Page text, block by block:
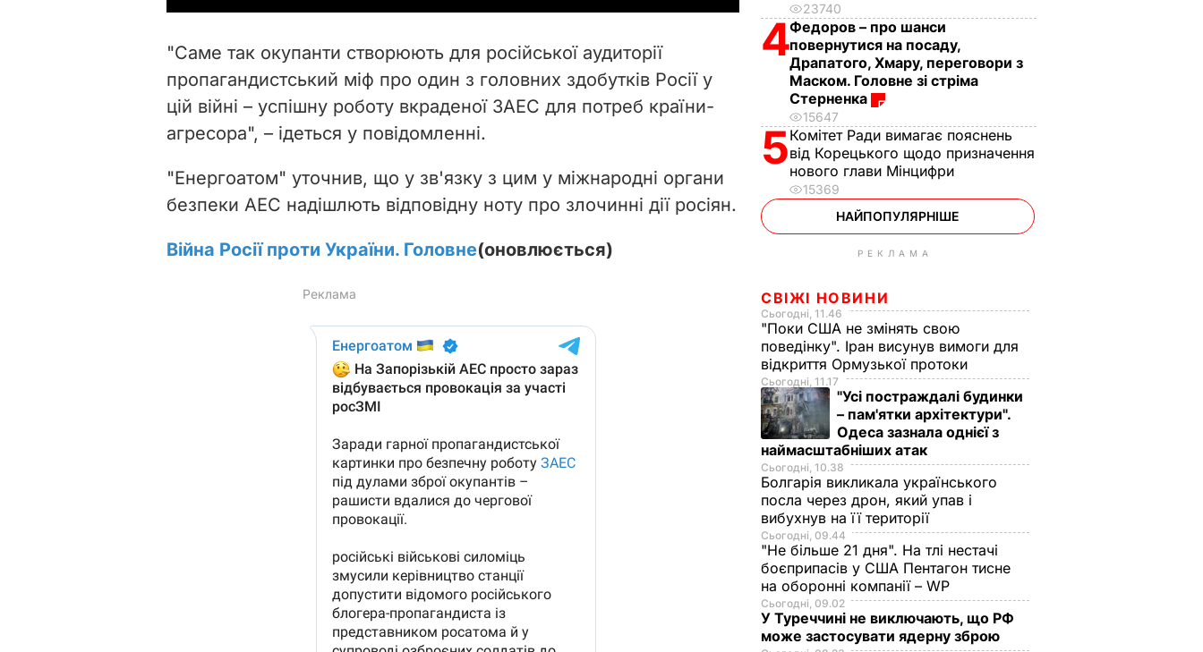
i
d
o
"Саме так окупанти створюють для російської аудиторії
пропагандистський міф про один з головних здобутків Росії у
цій війні – успішну роботу вкраденої ЗАЕС для потреб країни-
агресора", – ідеться у повідомленні.
"Енергоатом" уточнив, що у зв'язку з цим у міжнародні органи
безпеки АЕС надішлють відповідну ноту про злочинні дії росіян.
Війна Росії проти України. Головне(оновлюється)
23740
4Федоров – про шанси
повернутися на посаду,
Драпатого, Хмару, переговори з
Маском. Головне зі стріма
Стерненка
15647
5Комітет Ради вимагає пояснень
від Корецького щодо призначення
нового глави Мінцифри
15369
НАЙПОПУЛЯРНІШЕ
РЕКЛАМА
СВІЖІ НОВИНИ
Сьогодні, 11.46
"Поки США не змінять свою
поведінку". Іран висунув вимоги для
відкриття Ормузької протоки
Сьогодні, 11.17
"Усі постраждалі будинки
– пам'ятки архітектури".
Одеса зазнала однієї з
наймасштабніших атак
Сьогодні, 10.38
Болгарія викликала українського
посла через дрон, який упав і
вибухнув на її території
Сьогодні, 09.44
"Не більше 21 дня". На тлі нестачі
боєприпасів у США Пентагон тисне
на оборонні компанії – WP
Сьогодні, 09.02
У Туреччині не виключають, що РФ
може застосувати ядерну зброю